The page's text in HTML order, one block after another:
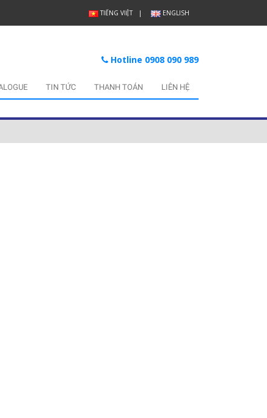
TIẾNG VIỆT ENGLISH
Hotline 0908 090 989
TIN TỨC THANH TOÁN LIÊN HỆ